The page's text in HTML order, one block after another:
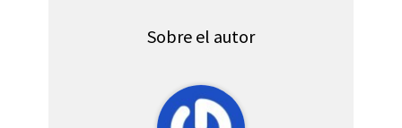
o
k
e
s
Sobre el autor